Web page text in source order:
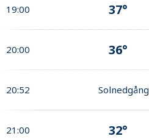
19:00 37°
20:00 36°
20:52 Solnedgång
21:00 32°